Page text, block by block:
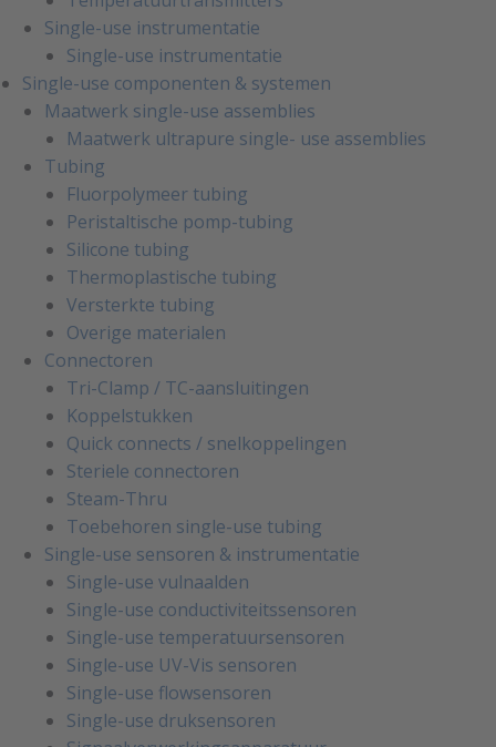
Single-use instrumentatie
Single-use instrumentatie
Single-use componenten & systemen
Maatwerk single-use assemblies
Maatwerk ultrapure single- use assemblies
Tubing
Fluorpolymeer tubing
Peristaltische pomp-tubing
Silicone tubing
Thermoplastische tubing
Versterkte tubing
Overige materialen
Connectoren
Tri-Clamp / TC-aansluitingen
Koppelstukken
Quick connects / snelkoppelingen
Steriele connectoren
Steam-Thru
Toebehoren single-use tubing
Single-use sensoren & instrumentatie
Single-use vulnaalden
Single-use conductiviteitssensoren
Single-use temperatuursensoren
Single-use UV-Vis sensoren
Single-use flowsensoren
Single-use druksensoren